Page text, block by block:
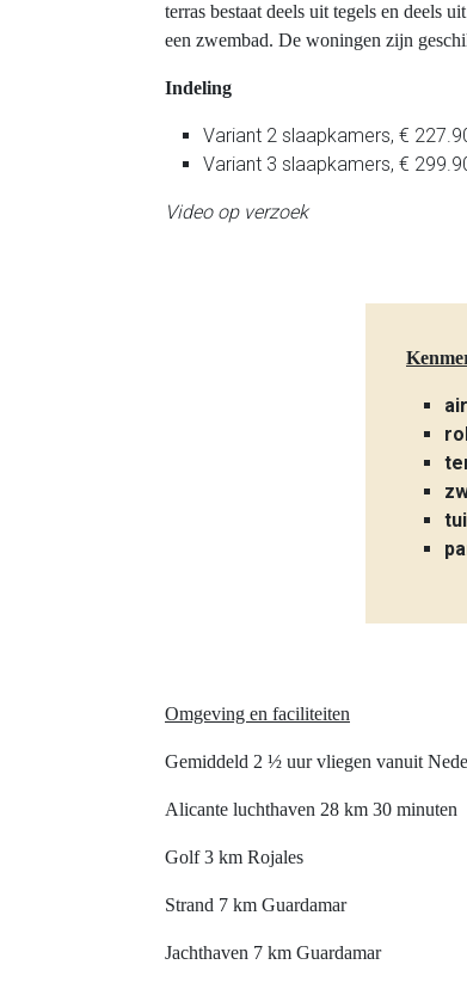
terras bestaat deels uit tegels en deels
een zwembad. De woningen zijn
Indeling
Variant 2 slaapkamers, €
Variant 3 slaapkamers, €
Video op verzoek
Omgeving en faciliteiten
Gemiddeld 2 ½ uur vliegen vanuit
Alicante luchthaven 28 km 30 minuten
Golf 3 km Rojales
Strand 7 km Guardamar
Jachthaven 7 km Guardamar